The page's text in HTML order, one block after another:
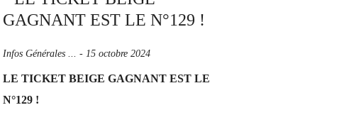
Infos Générales ... - 15 octobre 2024
LE TICKET BEIGE GAGNANT EST LE
N°129 !